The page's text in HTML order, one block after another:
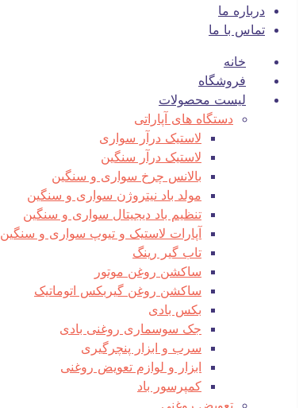
درباره ما
تماس با ما
خانه
فروشگاه
لیست محصولات
دستگاه های آپاراتی
لاستیک درآر سواری
لاستیک درآر سنگین
بالانس چرخ سواری و سنگین
مولد باد نیتروژن سواری و سنگین
تنظیم باد دیجیتال سواری و سنگین
آپارات لاستیک و تیوپ سواری و سنگین
تاب گیر رینگ
ساکشن روغن موتور
ساکشن روغن گیربکس اتوماتیک
بکس بادی
جک سوسماری روغنی بادی
سرب و ابزار پنچرگیری
ابزار و لوازم تعویض روغنی
کمپرسور باد
تعویض روغنی